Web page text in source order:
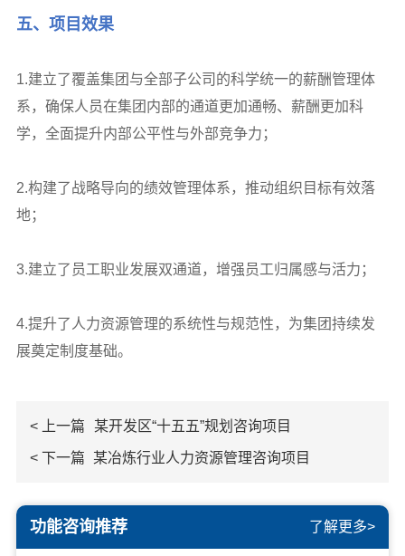
五、 项目效果
1.建立了覆盖集团与全部子公司的科学统一的薪酬管理体
系，确保人员在集团内部的通道更加通畅、薪酬更加科
学，全面提升内部公平性与外部竞争力；
2.构建了战略导向的绩效管理体系，推动组织目标有效落
地；
3.建立了员工职业发展双通道，增强员工归属感与活力；
4.提升了人力资源管理的系统性与规范性，为集团持续发
展奠定制度基础。
< 上一篇 某开发区“十五五”规划咨询项目
< 下一篇 某冶炼行业人力资源管理咨询项目
功能咨询推荐 了解更多>